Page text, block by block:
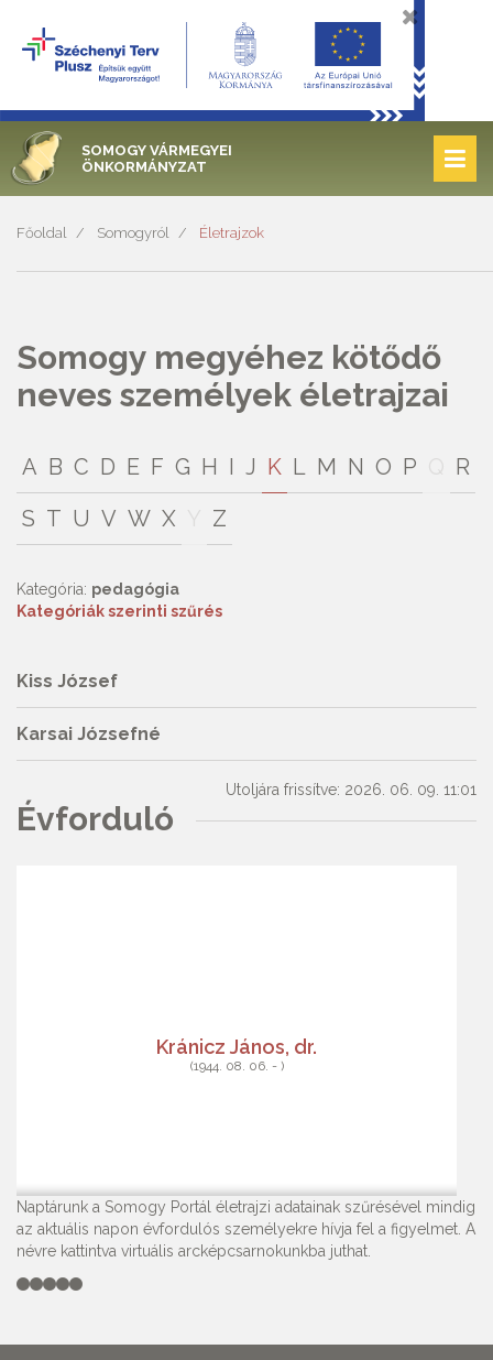
SOMOGY VÁRMEGYEI
ÖNKORMÁNYZAT
Főoldal Somogyról Életrajzok
Somogy megyéhez kötődő
neves személyek életrajzai
A B C D E F G H I J K L M N O P
R
S T U V W X Z
Kategória: pedagógia
Kategóriák szerinti szűrés
Kiss József
Karsai Józsefné
Utoljára frissítve: 2026. 06. 09. 11:01
Évforduló
Kránicz János, dr.
(1944. 08. 06. - )
Naptárunk a Somogy Portál életrajzi adatainak szűrésével mindig
az aktuális napon évfordulós személyekre hívja fel a figyelmet. A
névre kattintva virtuális arcképcsarnokunkba juthat.